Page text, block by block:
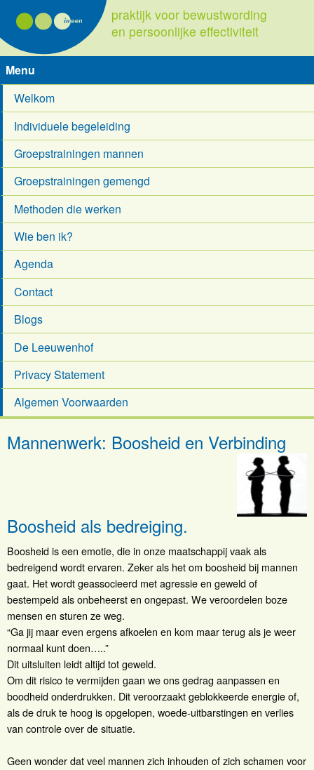
praktijk voor bewustwording
en persoonlijke effectiviteit
Menu
Welkom
Individuele begeleiding
Groepstrainingen mannen
Groepstrainingen gemengd
Methoden die werken
Wie ben ik?
Agenda
Contact
Blogs
De Leeuwenhof
Privacy Statement
Algemen Voorwaarden
Mannenwerk: Boosheid en Verbinding
Boosheid als bedreiging.
Boosheid is een emotie, die in onze maatschappij vaak als
bedreigend wordt ervaren. Zeker als het om boosheid bij mannen
gaat. Het wordt geassocieerd met agressie en geweld of
bestempeld als onbeheerst en ongepast. We veroordelen boze
mensen en sturen ze weg.
“Ga jij maar even ergens afkoelen en kom maar terug als je weer
normaal kunt doen…..”
Dit uitsluiten leidt altijd tot geweld.
Om dit risico te vermijden gaan we ons gedrag aanpassen en
boodheid onderdrukken. Dit veroorzaakt geblokkeerde energie of,
als de druk te hoog is opgelopen, woede-uitbarstingen en verlies
van controle over de situatie.
Geen wonder dat veel mannen zich inhouden of zich schamen voor